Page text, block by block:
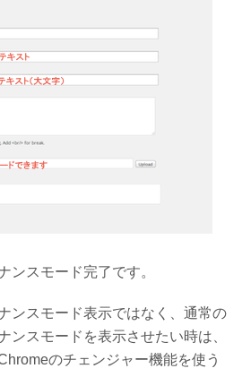
ンスモード完了です。
ンスモード表示ではなく、通常の
ンスモードを表示させたい時は、
のチェンジャー機能を使う